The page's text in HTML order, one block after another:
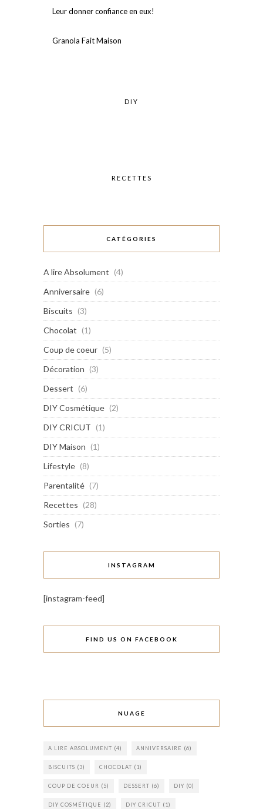
Leur donner confiance en eux!⠀
Granola Fait Maison
DIY
RECETTES
CATÉGORIES
A lire Absolument (4)
Anniversaire (6)
Biscuits (3)
Chocolat (1)
Coup de coeur (5)
Décoration (3)
Dessert (6)
DIY Cosmétique (2)
DIY CRICUT (1)
DIY Maison (1)
Lifestyle (8)
Parentalité (7)
Recettes (28)
Sorties (7)
INSTAGRAM
[instagram-feed]
FIND US ON FACEBOOK
NUAGE
A LIRE ABSOLUMENT (4) ANNIVERSAIRE (6)
BISCUITS (3) CHOCOLAT (1)
COUP DE COEUR (5) DESSERT (6) DIY (0)
DIY COSMÉTIQUE (2) DIY CRICUT (1)